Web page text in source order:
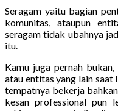
Seragam yaitu bagian
komunitas, ataupun
seragam tidak ubahnya
itu.
Kamu juga pernah
atau entitas yang lain saat
tempatnya bekerja
kesan professional pun